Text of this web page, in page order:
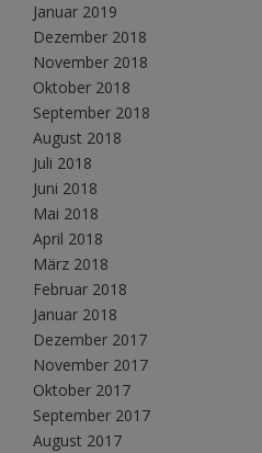
Januar 2019
Dezember 2018
November 2018
Oktober 2018
September 2018
August 2018
Juli 2018
Juni 2018
Mai 2018
April 2018
März 2018
Februar 2018
Januar 2018
Dezember 2017
November 2017
Oktober 2017
September 2017
August 2017